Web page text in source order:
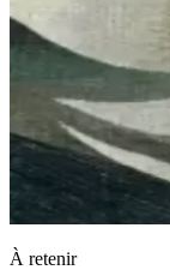
À retenir